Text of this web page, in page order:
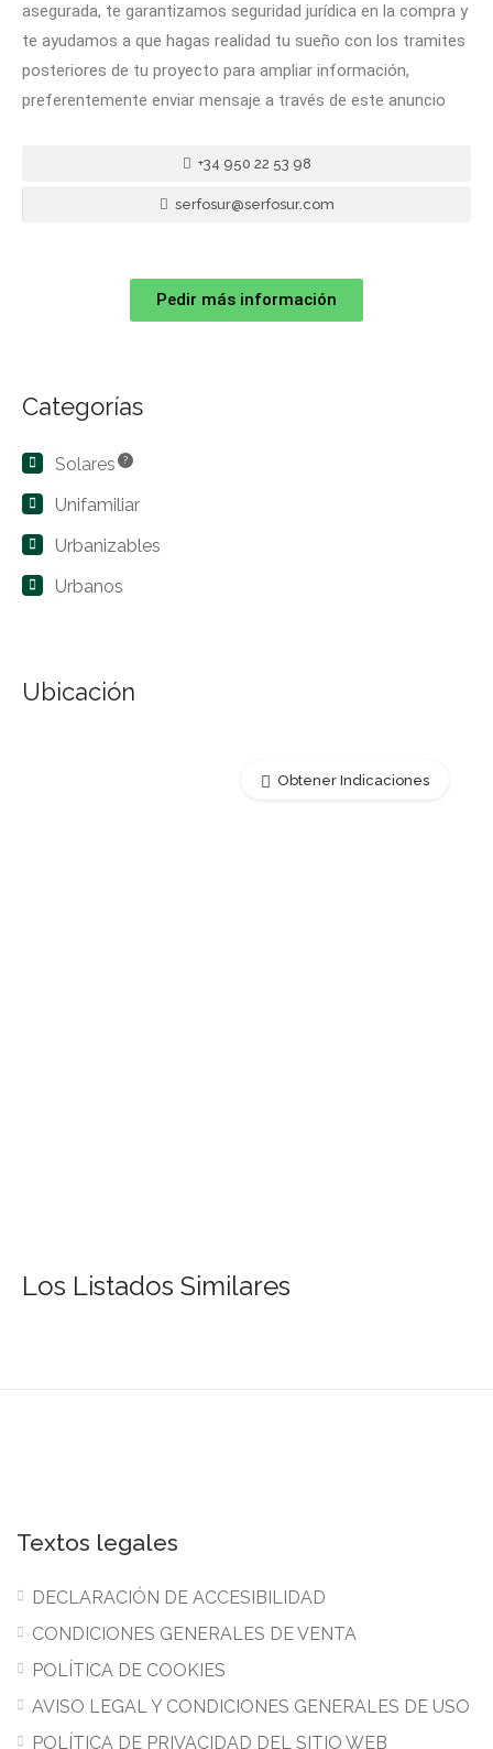
asegurada, te garantizamos seguridad jurídica en la compra y
te ayudamos a que hagas realidad tu sueño con los tramites
posteriores de tu proyecto para ampliar información,
preferentemente enviar mensaje a través de este anuncio
+34 950 22 53 98
serfosur@serfosur.com
Pedir más información
Categorías
Solares ?
Unifamiliar
Urbanizables
Urbanos
Ubicación
Obtener Indicaciones
Los Listados Similares
Textos legales
DECLARACIÓN DE ACCESIBILIDAD
CONDICIONES GENERALES DE VENTA
POLÍTICA DE COOKIES
AVISO LEGAL Y CONDICIONES GENERALES DE USO
POLÍTICA DE PRIVACIDAD DEL SITIO WEB